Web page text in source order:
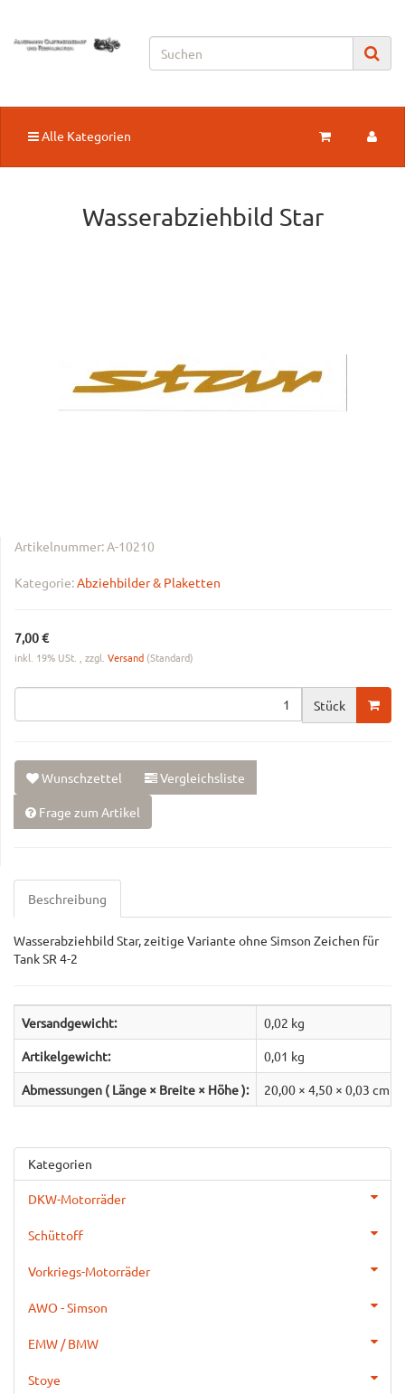
Alle Kategorien
Wasserabziehbild Star
Artikelnummer:A-10210
Kategorie:Abziehbilder & Plaketten
7,00 €
inkl. 19% USt. , zzgl. Versand (Standard)
Stück
Wunschzettel Vergleichsliste
Frage zum Artikel
Beschreibung
Wasserabziehbild Star, zeitige Variante ohne Simson Zeichen für
Tank SR 4-2
Versandgewicht: 0,02 kg
Artikelgewicht: 0,01 kg
Abmessungen ( Länge × Breite × Höhe ): 20,00 × 4,50 × 0,03 cm
Kategorien
DKW-Motorräder
Schüttoff
Vorkriegs-Motorräder
AWO - Simson
EMW / BMW
Stoye